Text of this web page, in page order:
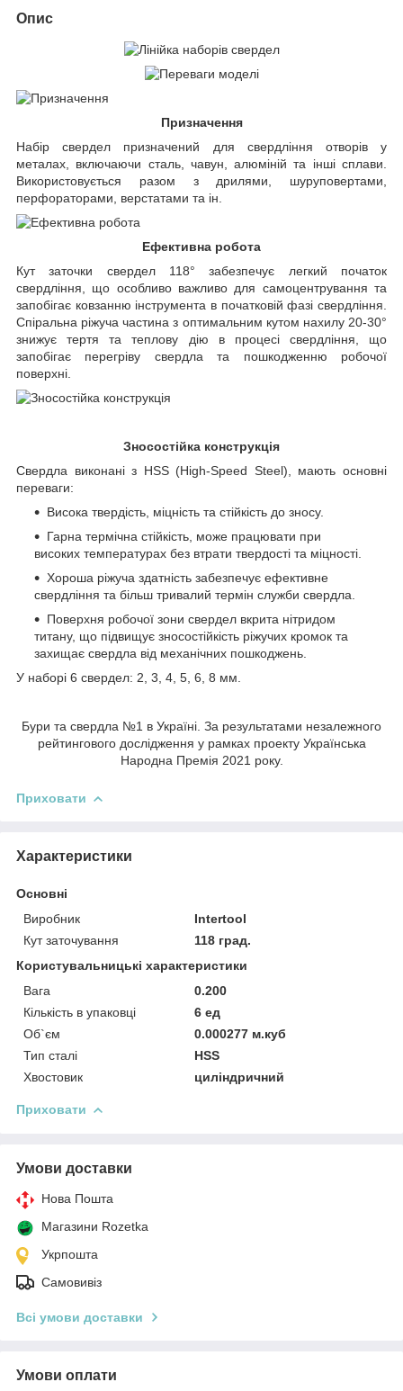
Опис
Призначення
Набір свердел призначений для свердління отворів у
металах, включаючи сталь, чавун, алюміній та інші сплави.
Використовується разом з дрилями, шуруповертами,
перфораторами, верстатами та ін.
Ефективна робота
Кут заточки свердел 118° забезпечує легкий початок
свердління, що особливо важливо для самоцентрування та
запобігає ковзанню інструмента в початковій фазі свердління.
Спіральна ріжуча частина з оптимальним кутом нахилу 20-30°
знижує тертя та теплову дію в процесі свердління, що
запобігає перегріву свердла та пошкодженню робочої
поверхні.
Зносостійка конструкція
Свердла виконані з HSS (High-Speed Steel), мають основні
переваги:
Висока твердість, міцність та стійкість до зносу.
Гарна термічна стійкість, може працювати при
високих температурах без втрати твердості та міцності.
Хороша ріжуча здатність забезпечує ефективне
свердління та більш тривалий термін служби свердла.
Поверхня робочої зони свердел вкрита нітридом
титану, що підвищує зносостійкість ріжучих кромок та
захищає свердла від механічних пошкоджень.
У наборі 6 свердел: 2, 3, 4, 5, 6, 8 мм.
Бури та свердла №1 в Україні. За результатами незалежного
рейтингового дослідження у рамках проекту Українська
Народна Премія 2021 року.
Приховати
Характеристики
Основні
Виробник
Intertool
Кут заточування
118 град.
Користувальницькі характеристики
Вага
0.200
Кількість в упаковці
6 ед
Об`єм
0.000277 м.куб
Тип сталі
HSS
Хвостовик
циліндричний
Приховати
Умови доставки
Нова Пошта
Магазини Rozetka
Укрпошта
Самовивіз
Всі умови доставки
Умови оплати